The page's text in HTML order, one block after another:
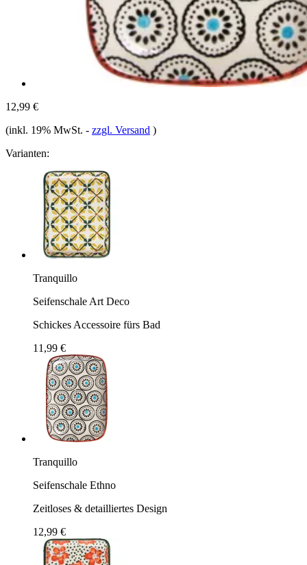
12,99 €
(inkl. 19% MwSt. - zzgl. Versand )
Varianten:
Tranquillo
Seifenschale Art Deco
Schickes Accessoire fürs Bad
11,99 €
Tranquillo
Seifenschale Ethno
Zeitloses & detailliertes Design
12,99 €